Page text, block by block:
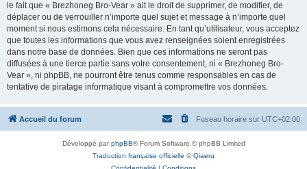
le fait que « Brezhoneg Bro-Vear » ait le droit de supprimer, de modifier, de
déplacer ou de verrouiller n’importe quel sujet et message à n’importe quel
moment si nous estimons cela nécessaire. En tant qu’utilisateur, vous acceptez
que toutes les informations que vous avez renseignées soient enregistrées
dans notre base de données. Bien que ces informations ne seront pas
diffusées à une tierce partie sans votre consentement, ni « Brezhoneg Bro-
Vear », ni phpBB, ne pourront être tenus comme responsables en cas de
tentative de piratage informatique visant à compromettre vos données.
Accueil du forum Fuseau horaire sur UTC+02:00
Développé parphpBB® Forum Software © phpBB Limited
Traduction française officielle ©Qiaeru